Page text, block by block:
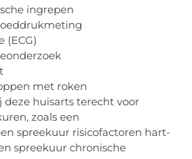
ingrepen
(ECG)
met roken
huisarts terecht voor
zoals een
spreekuur risicofactoren hart-
spreekuur chronische